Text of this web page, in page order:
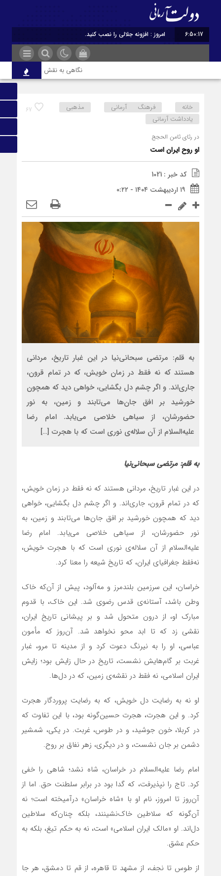
6:50:17 امروز : افزونه جلالی را نصب کنید.
نگاهی به نقش ادبیات ایران در
67 خانه فرهنگ آرمانی
مذهبی
یادداشت آرمانی
در رثای ثامن الحجج
او روح ایران است
کد خبر : 1021
۱۹ اردیبهشت ۱۴۰۴ - ۰:۲۲
به قلم: مرتضی سبحانی‌نیا در این غبار تاریخ، مردانی
هستند که نه فقط در زمان خویش، که در تمام قرون،
جاری‌اند. و اگر چشم دل بگشایی، خواهی دید که همچون
خورشید بر افق جان‌ها می‌تابند و زمین، به نور
حضورشان، از سیاهی خلاصی می‌یابد. امام رضا
علیه‌السلام از آن سلاله‌ی نوری است که با هجرت […]
به قلم: مرتضی سبحانی‌نیا
در این غبار تاریخ، مردانی هستند که نه فقط در زمان خویش،
که در تمام قرون، جاری‌اند. و اگر چشم دل بگشایی، خواهی
دید که همچون خورشید بر افق جان‌ها می‌تابند و زمین، به
نور حضورشان، از سیاهی خلاصی می‌یابد. امام رضا
علیه‌السلام از آن سلاله‌ی نوری است که با هجرت خویش،
نه‌فقط جغرافیای ایران، که تاریخ شیعه را معنا کرد.
خراسان، این سرزمین بلند‌مرز و مه‌آلود، پیش از آن‌که خاک
وطن باشد، آستانه‌ی قدس رضوی شد. این خاک، با قدوم
مبارک او، از درون متحول شد و بر پیشانی تاریخ ایران،
نقشی زد که تا ابد محو نخواهد شد. آن‌روز که مأمون
عباسی، او را به نیرنگ دعوت کرد و از مدینه تا مرو، غبار
غربت بر گام‌هایش نشست، تاریخ در حال زایش بود؛ زایش
ایران اسلامی، نه فقط در نقشه‌ی زمین، که در دل‌ها.
او نه به رضایت دل خویش، که به رضایت پروردگار هجرت
کرد. و این هجرت، هجرت حسین‌گونه بود، با این تفاوت که
در کربلا، خون جوشید، و در طوس، غربت. در یکی، شمشیر
دشمن بر جان نشست، و در دیگری، زهر نفاق بر روح.
امام رضا علیه‌السلام در خراسان، شاه نشد؛ شاهی را خفی
کرد. تاج را نپذیرفت، که گدا بود در برابر سلطنت حق. اما از
آن‌روز تا امروز، نام او با «شاه خراسان» درآمیخته است؛ نه
آن‌گونه که سلاطین خاک‌نشینند، بلکه چنان‌که سلاطین
دل‌اند. او «مالک ایران اسلامی» است، نه به حکم تیغ، بلکه به
حکم عشق.
از طوس تا نجف، از مشهد تا قاهره، از قم تا دمشق، هر جا